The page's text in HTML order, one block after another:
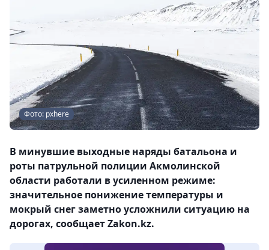
Фото: pxhere
В минувшие выходные наряды батальона и
роты патрульной полиции Акмолинской
области работали в усиленном режиме:
значительное понижение температуры и
мокрый снег заметно усложнили ситуацию на
дорогах, сообщает Zakon.kz.